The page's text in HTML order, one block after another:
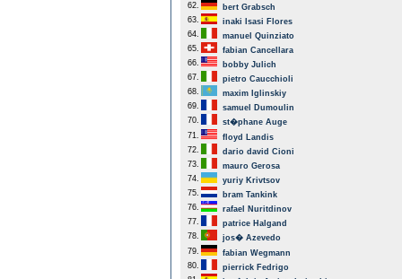
62.
bert Grabsch
63.
inaki Isasi Flores
64.
manuel Quinziato
65.
fabian Cancellara
66.
bobby Julich
67.
pietro Caucchioli
68.
maxim Iglinskiy
69.
samuel Dumoulin
70.
st�phane Auge
71.
floyd Landis
72.
dario david Cioni
73.
mauro Gerosa
74.
yuriy Krivtsov
75.
bram Tankink
76.
rafael Nuritdinov
77.
patrice Halgand
78.
jos� Azevedo
79.
fabian Wegmann
80.
pierrick Fedrigo